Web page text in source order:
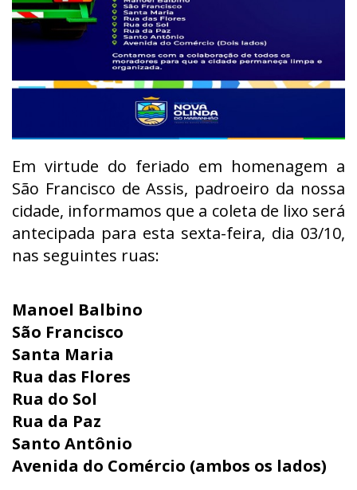
Em virtude do feriado em homenagem a
São Francisco de Assis, padroeiro da nossa
cidade, informamos que a coleta de lixo será
antecipada para esta sexta-feira, dia 03/10,
nas seguintes ruas:
Manoel Balbino
São Francisco
Santa Maria
Rua das Flores
Rua do Sol
Rua da Paz
Santo Antônio
Avenida do Comércio (ambos os lados)